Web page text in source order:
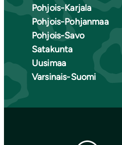
Pohjois-Karjala
Pohjois-Pohjanmaa
Pohjois-Savo
Satakunta
Uusimaa
Varsinais-Suomi